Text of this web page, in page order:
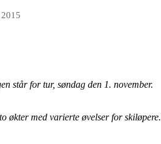
står for tur, søndag den 1. november.
økter med varierte øvelser for skiløpere.